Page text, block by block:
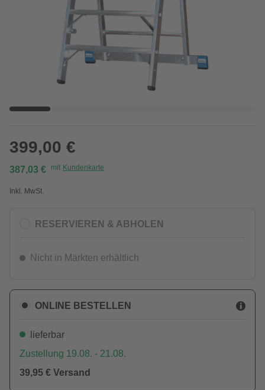
399,00 €
387,03 € mit Kundenkarte
Inkl. MwSt.
RESERVIEREN & ABHOLEN
Nicht in Märkten erhältlich
ONLINE BESTELLEN
lieferbar
Zustellung 19.08. - 21.08.
39,95 € Versand